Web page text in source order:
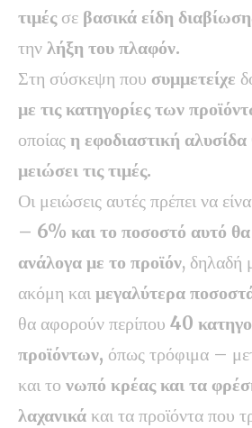
τιμές σε βασικά είδη
την λήξη του πλαφόν.
Στη σύσκεψη που συμμετείχε
με τις κατηγορίες των
οποίας η εφοδιαστική
μειώσει τις τιμές.
Οι μειώσεις αυτές πρέπει να
– 6% και το ποσοστό αυτό
ανάλογα με το προϊόν, δηλαδή
ακόμη και μεγαλύτερα
θα αφορούν περίπου 40
προϊόντων, όπως τρόφιμα –
και το νωπό κρέας και τα
λαχανικά και τα προϊόντα που